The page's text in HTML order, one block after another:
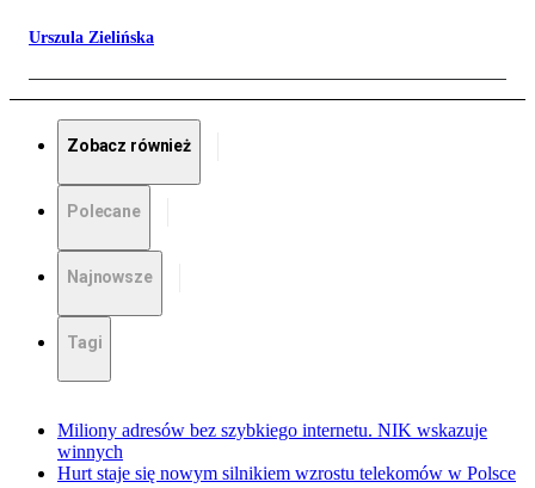
Urszula Zielińska
Zobacz również
Polecane
Najnowsze
Tagi
Miliony adresów bez szybkiego internetu. NIK wskazuje
winnych
Hurt staje się nowym silnikiem wzrostu telekomów w Polsce